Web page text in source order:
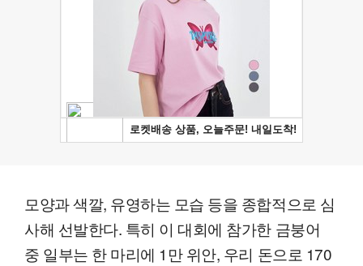
모양과 색깔, 유영하는 모습 등을 종합적으로 심
사해 선발한다. 특히 이 대회에 참가한 금붕어
중 일부는 한 마리에 1만 위안, 우리 돈으로 170